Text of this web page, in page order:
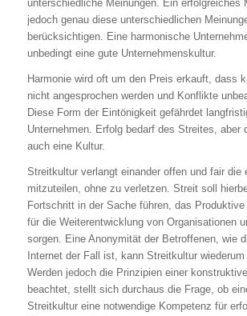
unterschiedliche Meinungen. Ein erfolgreiches
jedoch genau diese unterschiedlichen
berücksichtigen. Eine harmonische
unbedingt eine gute Unternehmenskultur.
Harmonie wird oft um den Preis erkauft, dass
nicht angesprochen werden und Konflikte
Diese Form der Eintönigkeit gefährdet
Unternehmen. Erfolg bedarf des Streites, aber
auch eine Kultur.
Streitkultur verlangt einander offen und fair die
mitzuteilen, ohne zu verletzen. Streit soll
Fortschritt in der Sache führen, das
für die Weiterentwicklung von Organisationen
sorgen. Eine Anonymität der Betroffenen, wie
Internet der Fall ist, kann Streitkultur wiederum
Werden jedoch die Prinzipien einer
beachtet, stellt sich durchaus die Frage, ob
Streitkultur eine notwendige Kompetenz für